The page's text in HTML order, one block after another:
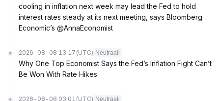
cooling in inflation next week may lead the Fed to hold
interest rates steady at its next meeting, says Bloomberg
Economic’s @AnnaEconomist
2026-08-08 13:17 (UTC) Neutraali
Why One Top Economist Says the Fed’s Inflation Fight Can’t
Be Won With Rate Hikes
2026-08-08 03:01 (UTC) Neutraali